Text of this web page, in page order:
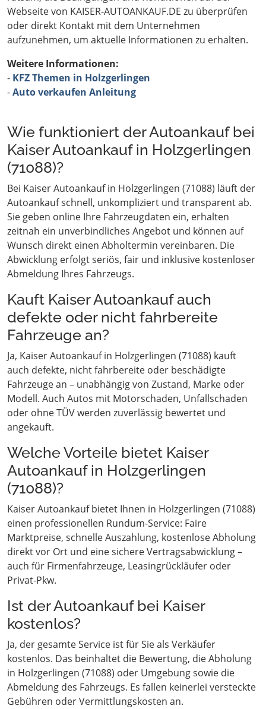
Webseite von KAISER-AUTOANKAUF.DE zu überprüfen
oder direkt Kontakt mit dem Unternehmen
aufzunehmen, um aktuelle Informationen zu erhalten.
Weitere Informationen:
- KFZ Themen in Holzgerlingen
-Auto verkaufen Anleitung
Wie funktioniert der Autoankauf bei
Kaiser Autoankauf in Holzgerlingen
(71088)?
Bei Kaiser Autoankauf in Holzgerlingen (71088) läuft der
Autoankauf schnell, unkompliziert und transparent ab.
Sie geben online Ihre Fahrzeugdaten ein, erhalten
zeitnah ein unverbindliches Angebot und können auf
Wunsch direkt einen Abholtermin vereinbaren. Die
Abwicklung erfolgt seriös, fair und inklusive kostenloser
Abmeldung Ihres Fahrzeugs.
Kauft Kaiser Autoankauf auch
defekte oder nicht fahrbereite
Fahrzeuge an?
Ja, Kaiser Autoankauf in Holzgerlingen (71088) kauft
auch defekte, nicht fahrbereite oder beschädigte
Fahrzeuge an – unabhängig von Zustand, Marke oder
Modell. Auch Autos mit Motorschaden, Unfallschaden
oder ohne TÜV werden zuverlässig bewertet und
angekauft.
Welche Vorteile bietet Kaiser
Autoankauf in Holzgerlingen
(71088)?
Kaiser Autoankauf bietet Ihnen in Holzgerlingen (71088)
einen professionellen Rundum-Service: Faire
Marktpreise, schnelle Auszahlung, kostenlose Abholung
direkt vor Ort und eine sichere Vertragsabwicklung –
auch für Firmenfahrzeuge, Leasingrückläufer oder
Privat-Pkw.
Ist der Autoankauf bei Kaiser
kostenlos?
Ja, der gesamte Service ist für Sie als Verkäufer
kostenlos. Das beinhaltet die Bewertung, die Abholung
in Holzgerlingen (71088) oder Umgebung sowie die
Abmeldung des Fahrzeugs. Es fallen keinerlei versteckte
Gebühren oder Vermittlungskosten an.